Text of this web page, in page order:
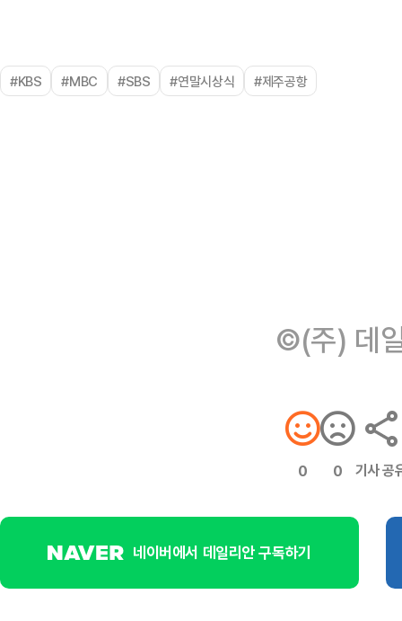
#KBS #MBC #SBS #연말시상식 #제주공항
©(주) 데
0 0 기사 공
네이버에서 데일리안 구독하기